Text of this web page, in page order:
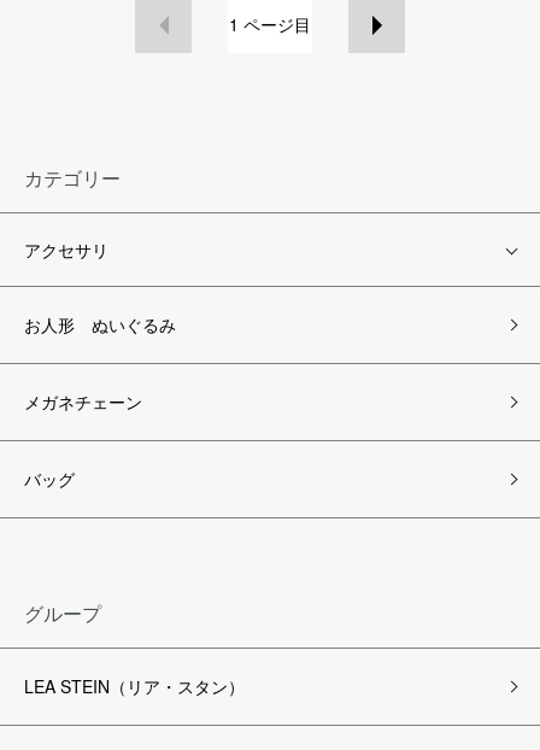
1 ページ目
カテゴリー
アクセサリ
お人形 ぬいぐるみ
メガネチェーン
バッグ
グループ
LEA STEIN（リア・スタン）